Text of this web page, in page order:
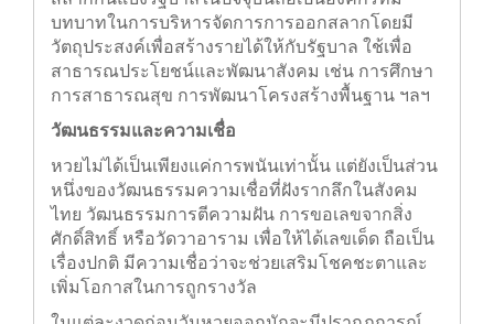
สลากกินแบ่งรัฐบาลในปัจจุบันถือเป็นองค์กรที่มี
บทบาทในการบริหารจัดการการออกสลากโดยมี
วัตถุประสงค์เพื่อสร้างรายได้ให้กับรัฐบาล ใช้เพื่อ
สาธารณประโยชน์และพัฒนาสังคม เช่น การศึกษา
การสาธารณสุข การพัฒนาโครงสร้างพื้นฐาน ฯลฯ
วัฒนธรรมและความเชื่อ
หวยไม่ได้เป็นเพียงแค่การพนันเท่านั้น แต่ยังเป็นส่วน
หนึ่งของวัฒนธรรมความเชื่อที่ฝังรากลึกในสังคม
ไทย วัฒนธรรมการตีความฝัน การขอเลขจากสิ่ง
ศักดิ์สิทธิ์ หรือวัดวาอาราม เพื่อให้ได้เลขเด็ด ถือเป็น
เรื่องปกติ มีความเชื่อว่าจะช่วยเสริมโชคชะตาและ
เพิ่มโอกาสในการถูกรางวัล